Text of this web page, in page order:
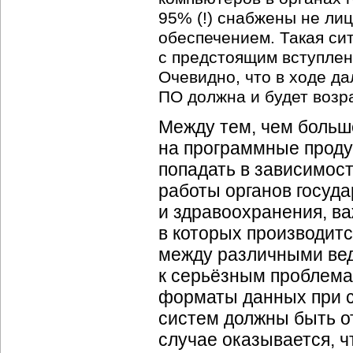
95% (!) снабжены не
обеспечением. Такая
с предстоящим
Очевидно, что в ходе
ПО должна и будет
Между тем, чем
на программные
попадать в
работы органов
и здравоохранения,
в которых
между различными
к серьёзным
форматы данных при
систем должны быть
случае оказывается,